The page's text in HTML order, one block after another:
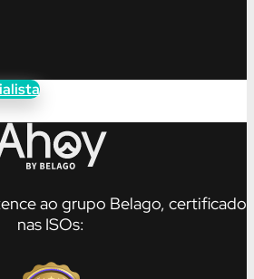
ao grupo Belago, certificado
nas ISOs: